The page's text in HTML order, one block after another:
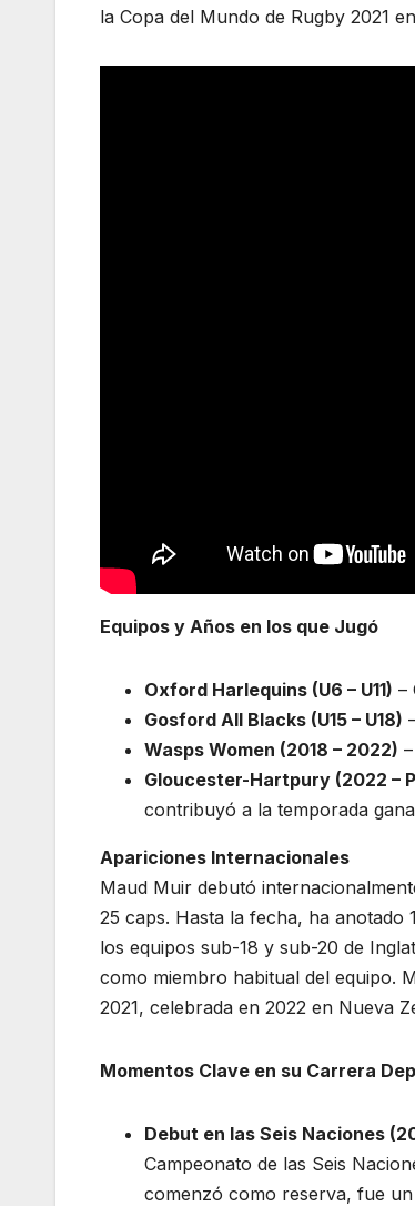
la Copa del Mundo de Rugby 2021
Equipos y Años en los que Jugó
Oxford Harlequins (U6 – U11) –
Gosford All Blacks (U15 – U18)
Wasps Women (2018 – 2022)
Gloucester-Hartpury (2022 –
contribuyó a la temporada
Apariciones Internacionales
Maud Muir debutó
25 caps. Hasta la fecha, ha
los equipos sub-18 y sub-20 de
como miembro habitual del equipo.
2021, celebrada en 2022 en Nueva
Momentos Clave en su Carrera
Debut en las Seis Naciones
Campeonato de las Seis
comenzó como reserva, fue